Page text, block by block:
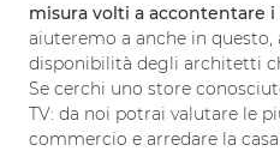
misura volti a accontentare
aiuteremo a anche in questo,
disponibilità degli architetti
Se cerchi uno store
TV: da noi potrai valutare le
commercio e arredare la